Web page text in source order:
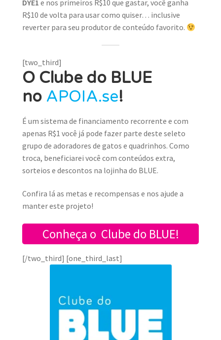
DYE1 e nos primeiros R$10 que gastar, você ganha
R$10 de volta para usar como quiser… inclusive
reverter para seu produtor de conteúdo favorito.
[two_third]
O Clube do BLUE
no APOIA.se!
É um sistema de financiamento recorrente e com
apenas R$1 você já pode fazer parte deste seleto
grupo de adoradores de gatos e quadrinhos. Como
troca, beneficiarei você com conteúdos extra,
sorteios e descontos na lojinha do BLUE.
Confira lá as metas e recompensas e nos ajude a
manter este projeto!
Conheça o Clube do BLUE!
[/two_third] [one_third_last]